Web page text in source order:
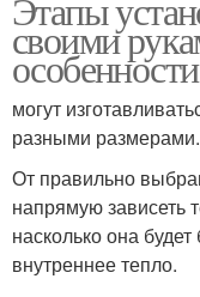
Этапы
своими
могут
разными размерами.
От правильно
напрямую зависеть
насколько она
внутреннее тепло.